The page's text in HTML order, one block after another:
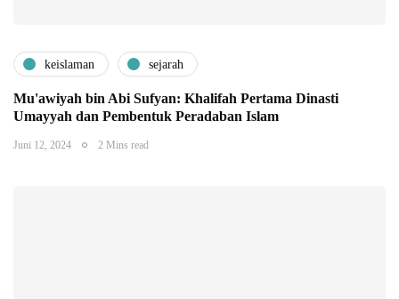
keislaman sejarah
Mu'awiyah bin Abi Sufyan: Khalifah Pertama Dinasti
Umayyah dan Pembentuk Peradaban Islam
Juni 12, 2024 2 Mins read